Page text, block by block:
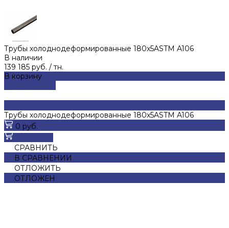
Трубы холоднодеформированные 180x5ASTM A106
В наличии
139 185 руб. / тн.
В корзину
Трубы холоднодеформированные 180x5ASTM A106
0 руб.
СРАВНИТЬ
В СРАВНЕНИИ
ОТЛОЖИТЬ
ОТЛОЖЕН